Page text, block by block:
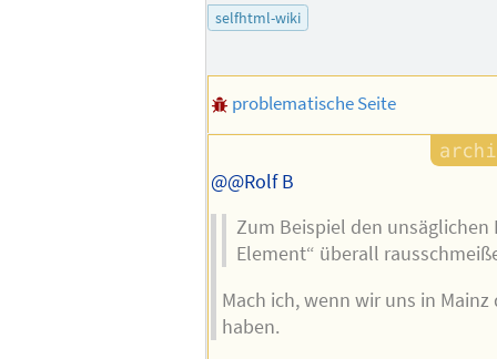
selfhtml-wiki
problematische Seite
@@Rolf B
Zum Beispiel den unsäglichen
Element“ überall
Mach ich, wenn wir uns in
haben.